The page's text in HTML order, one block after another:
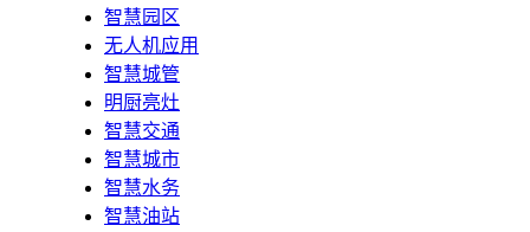
智慧园区
无人机应用
智慧城管
明厨亮灶
智慧交通
智慧城市
智慧水务
智慧油站